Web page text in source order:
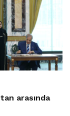
arasında